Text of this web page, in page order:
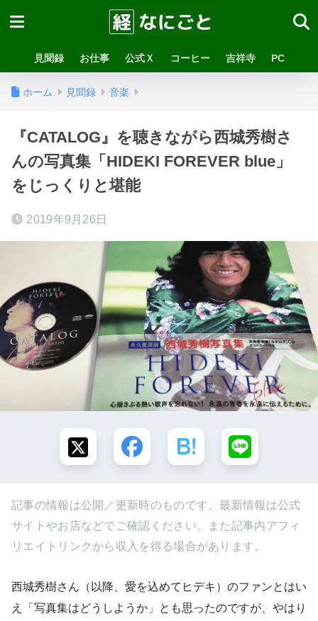
見聞録 お仕事 公式Ｘ コーヒー 吉祥寺 PC
ホーム 見聞録 音楽
『CATALOG』を聴きながら西城秀樹さ
んの写真集「HIDEKI FOREVER blue」
をじっくりと堪能
2019年9月26日
記事の情報は公開／更新時のものです。最新情報は公式
サイトやお店などでご確認ください。また記事内アフィ
リエイトリンクから収入を得る場合があります。
西城秀樹さん（以降、愛を込めてヒデキ）のファンとはい
え「写真集はどうしようか」とも思ったのですが、やはり